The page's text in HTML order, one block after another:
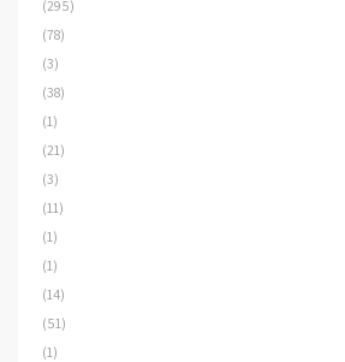
(295)
(78)
(3)
(38)
(1)
(21)
(3)
(11)
(1)
(1)
(14)
(51)
(1)